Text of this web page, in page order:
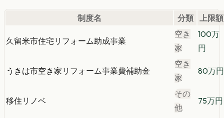
制度名 分類 上限額
久留米市住宅リフォーム助成事業
空き
家
100万
円
うきは市空き家リフォーム事業費補助金
空き
家
80万円
移住リノベ
その
他
75万円